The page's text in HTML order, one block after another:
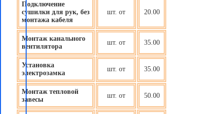
Подключение
сушилки для рук, без
монтажа кабеля
шт. от 20.00
Монтаж канального
вентилятора
шт. от 35.00
Установка
электрозамка
шт. от 35.00
Монтаж тепловой
завесы
шт. от 50.00